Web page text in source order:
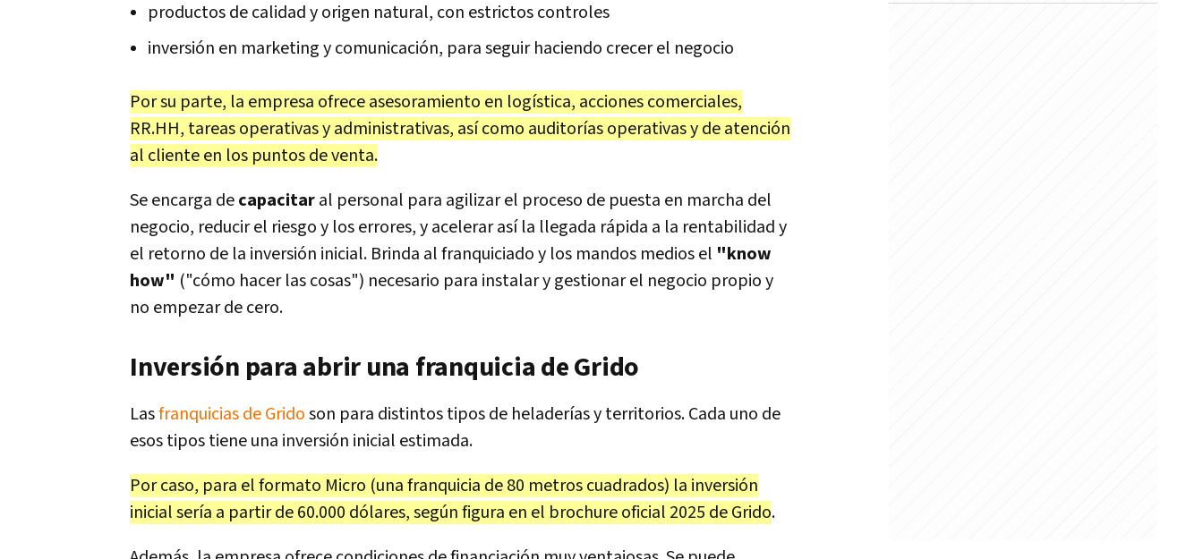
productos de calidad y origen natural, con estrictos controles
inversión en marketing y comunicación, para seguir haciendo crecer el negocio
Por su parte, la empresa ofrece asesoramiento en logística, acciones comerciales,
RR.HH, tareas operativas y administrativas, así como auditorías operativas y de atención
al cliente en los puntos de venta.
Se encarga decapacitaral personal para agilizar el proceso de puesta en marcha del
negocio, reducir el riesgo y los errores, y acelerar así la llegada rápida a la rentabilidad y
el retorno de la inversión inicial. Brinda al franquiciado y los mandos medios el "know
how" ("cómo hacer las cosas") necesario para instalar y gestionar el negocio propio y
no empezar de cero.
Inversión para abrir una franquicia de Grido
Lasfranquicias de Gridoson para distintos tipos de heladerías y territorios. Cada uno de
esos tipos tiene una inversión inicial estimada.
Por caso, para el formato Micro (una franquicia de 80 metros cuadrados) la inversión
inicial sería a partir de 60.000 dólares, según figura en el brochure oficial 2025 de Grido.